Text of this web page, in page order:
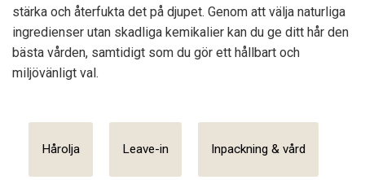
stärka och återfukta det på djupet. Genom att välja naturliga
ingredienser utan skadliga kemikalier kan du ge ditt hår den
bästa vården, samtidigt som du gör ett hållbart och
miljövänligt val.
Hårolja Leave-in Inpackning & vård